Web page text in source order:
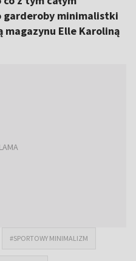
garderoby minimalistki
Elle Karoliną
#SPORTOWY MINIMALIZM